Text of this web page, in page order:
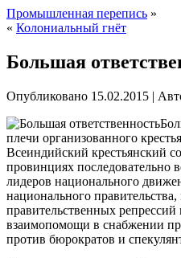
Промышленная перепись »
« Колониальный гнёт
Большая
Опубликовано 15.02.2015 |
плечи организованного
Всеиндийский крестьянский
провинциях последовательно
лидеров национального
национального
правительственных
взаимопомощи в снабжении
против бюрократов и